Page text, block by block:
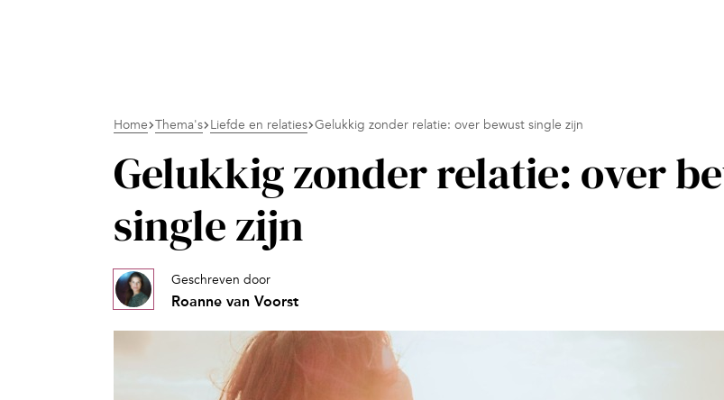
Home Thema's Liefde en relaties Gelukkig zonder relatie: over bewust single zijn
Gelukkig zonder relatie: over
single zijn
Geschreven door
Roanne van Voorst